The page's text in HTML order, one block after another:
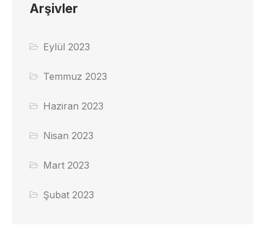
Arşivler
Eylül 2023
Temmuz 2023
Haziran 2023
Nisan 2023
Mart 2023
Şubat 2023